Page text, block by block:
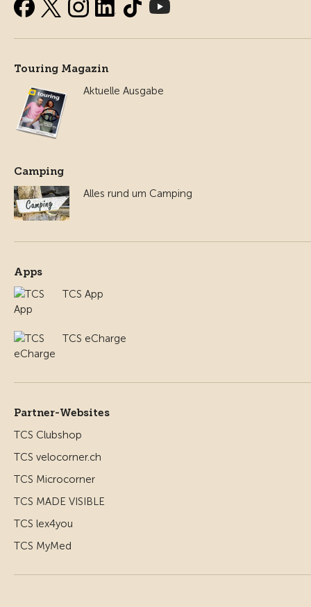
Touring Magazin
Aktuelle Ausgabe
Camping
Alles rund um Camping
Apps
TCS App
TCS eCharge
Partner-Websites
TCS Clubshop
TCS velocorner.ch
TCS Microcorner
TCS MADE VISIBLE
TCS lex4you
TCS MyMed